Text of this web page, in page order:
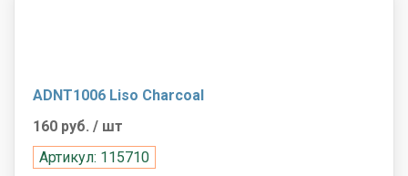
ADNT1006 Liso Charcoal
160 руб. / шт
Артикул: 115710